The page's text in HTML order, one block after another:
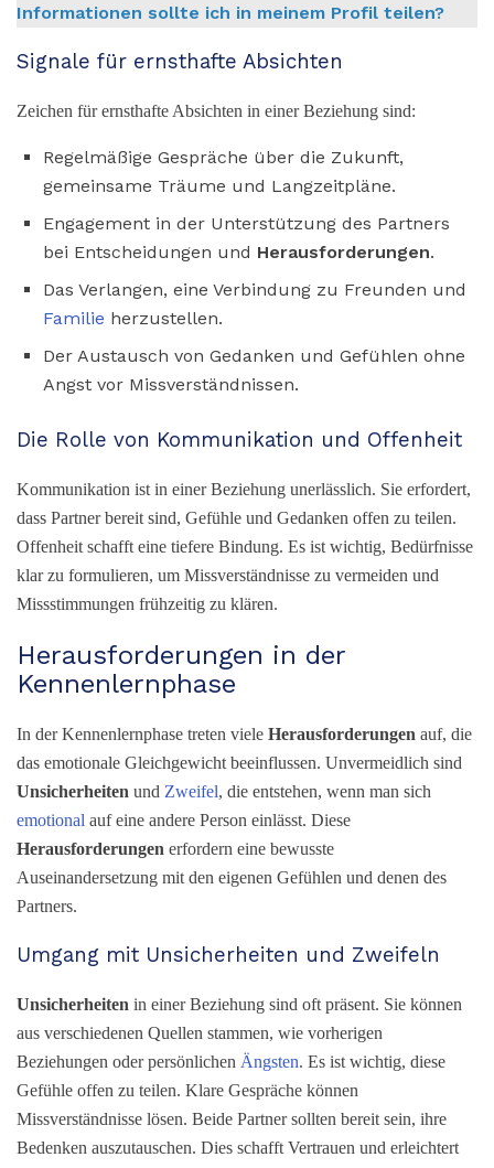
Informationen sollte ich in meinem Profil teilen?
Signale für ernsthafte Absichten
Zeichen für ernsthafte Absichten in einer Beziehung sind:
Regelmäßige Gespräche über die Zukunft,
gemeinsame Träume und Langzeitpläne.
Engagement in der Unterstützung des Partners
bei Entscheidungen und Herausforderungen.
Das Verlangen, eine Verbindung zu Freunden und
Familie herzustellen.
Der Austausch von Gedanken und Gefühlen ohne
Angst vor Missverständnissen.
Die Rolle von Kommunikation und Offenheit
Kommunikation ist in einer Beziehung unerlässlich. Sie erfordert,
dass Partner bereit sind, Gefühle und Gedanken offen zu teilen.
Offenheit schafft eine tiefere Bindung. Es ist wichtig, Bedürfnisse
klar zu formulieren, um Missverständnisse zu vermeiden und
Missstimmungen frühzeitig zu klären.
Herausforderungen in der
Kennenlernphase
In der Kennenlernphase treten viele Herausforderungen auf, die
das emotionale Gleichgewicht beeinflussen. Unvermeidlich sind
Unsicherheiten und Zweifel, die entstehen, wenn man sich
emotional auf eine andere Person einlässt. Diese
Herausforderungen erfordern eine bewusste
Auseinandersetzung mit den eigenen Gefühlen und denen des
Partners.
Umgang mit Unsicherheiten und Zweifeln
Unsicherheiten in einer Beziehung sind oft präsent. Sie können
aus verschiedenen Quellen stammen, wie vorherigen
Beziehungen oder persönlichen Ängsten. Es ist wichtig, diese
Gefühle offen zu teilen. Klare Gespräche können
Missverständnisse lösen. Beide Partner sollten bereit sein, ihre
Bedenken auszutauschen. Dies schafft Vertrauen und erleichtert